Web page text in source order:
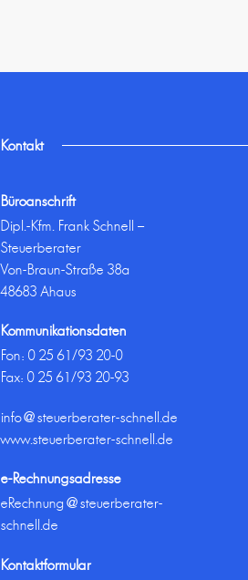
Kontakt
Büroanschrift
Dipl.-Kfm. Frank Schnell –
Steuerberater
Von-Braun-Straße 38a
48683 Ahaus
Kommunikationsdaten
Fon:0 25 61/93 20-0
Fax: 0 25 61/93 20-93
info@steuerberater-schnell.de
www.steuerberater-schnell.de
e-Rechnungsadresse
eRechnung@steuerberater-
schnell.de
Kontaktformular